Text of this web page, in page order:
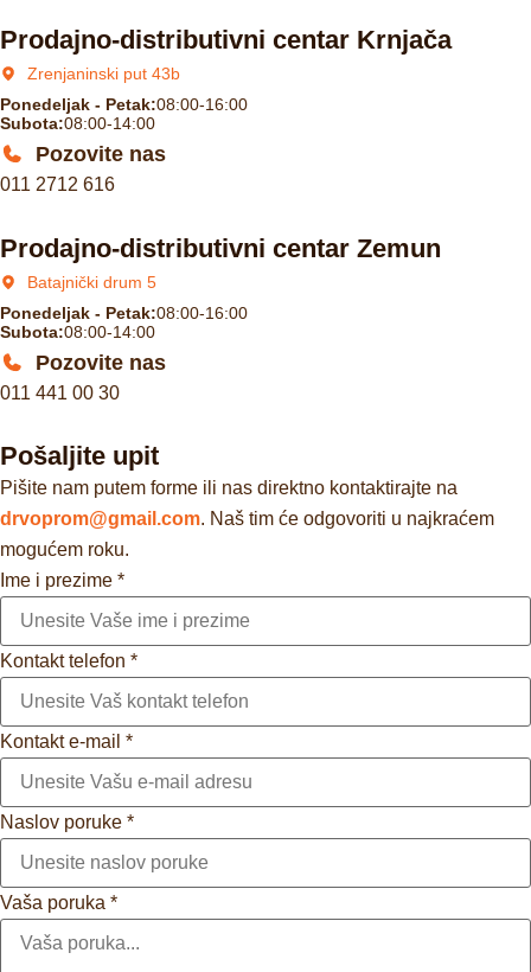
Prodajno-distributivni centar Krnjača
Zrenjaninski put 43b
Ponedeljak - Petak:08:00-16:00
Subota:08:00-14:00
Pozovite nas
011 2712 616
Prodajno-distributivni centar Zemun
Batajnički drum 5
Ponedeljak - Petak:08:00-16:00
Subota:08:00-14:00
Pozovite nas
011 441 00 30
Pošaljite upit
Pišite nam putem forme ili nas direktno kontaktirajte na
drvoprom@gmail.com. Naš tim će odgovoriti u najkraćem
mogućem roku.
Ime i prezime *
Kontakt telefon *
Kontakt e-mail *
Naslov poruke *
Vaša poruka *